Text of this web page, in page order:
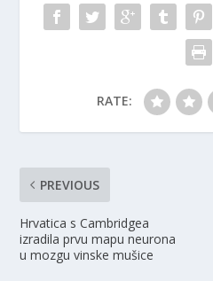
RATE:
PREVIOUS
Hrvatica s Cambridgea
izradila prvu mapu neurona
u mozgu vinske mušice